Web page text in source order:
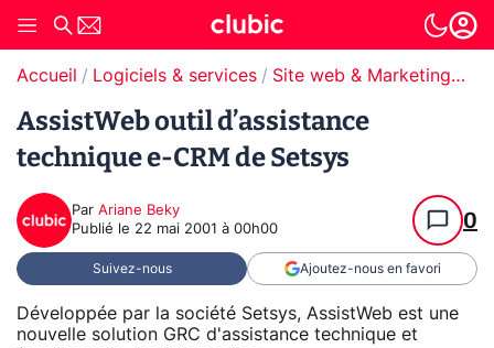
Accueil Logiciels & services Site web & Marketing Digital
AssistWeb outil d’assistance
technique e-CRM de Setsys
Par Ariane Beky
Publié le 22 mai 2001 à 00h00 0
Suivez-nous Ajoutez-nous en favori
Développée par la société Setsys, AssistWeb est une
nouvelle solution GRC d'assistance technique et